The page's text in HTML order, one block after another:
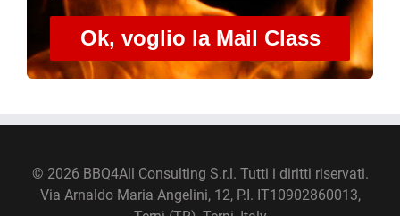
Ok, voglio la Mail Class
© 2026 BBQ4All Consulting S.r.l. Tutti i diritti riservati.
Via Arnaldo Maria Angelini, 12, P.I. IT10902860013,